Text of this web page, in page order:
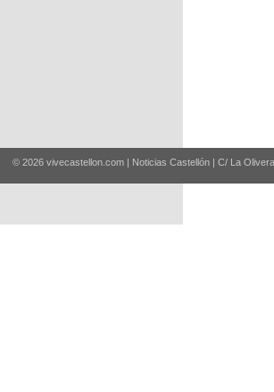
© 2026 vivecastellon.com | Noticias Castellón | C/ La